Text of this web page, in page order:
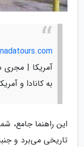
آمریکا | مجری
به کانادا و
این راهنما جامع،
تاریخی می‌برد و